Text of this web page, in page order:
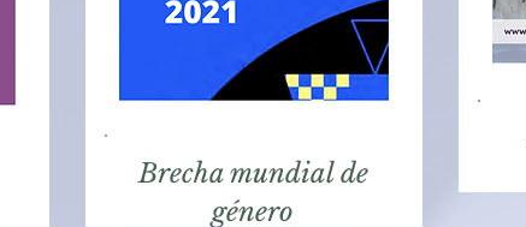
Brecha mundial de
género